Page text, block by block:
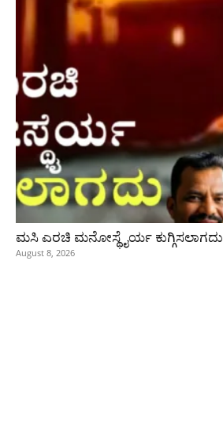
ಮಸಿ ಎರಚಿ ಮನೋಸ್ಥೈರ್ಯ ಕುಗ್ಗಿಸಲಾಗದು
August 8, 2026